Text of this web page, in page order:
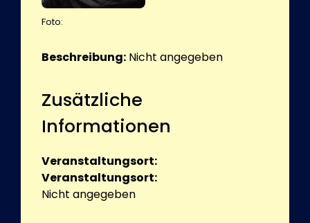
Foto:
Beschreibung: Nicht angegeben
Zusätzliche
Informationen
Veranstaltungsort:
Veranstaltungsort:
Nicht angegeben